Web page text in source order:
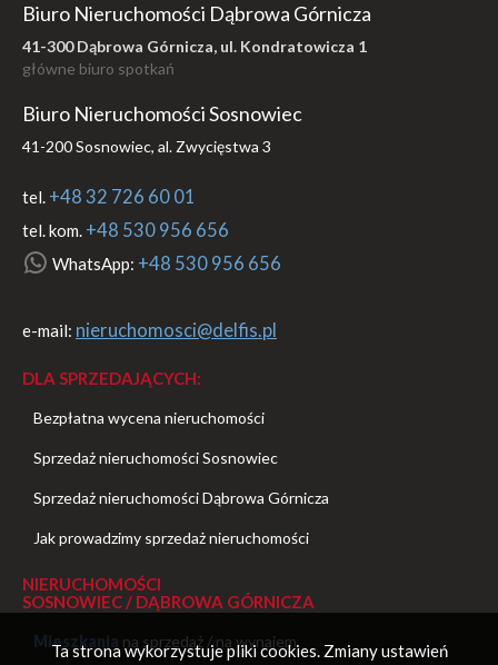
Biuro Nieruchomości Dąbrowa Górnicza
41-300 Dąbrowa Górnicza, ul. Kondratowicza 1
główne biuro spotkań
Biuro Nieruchomości Sosnowiec
41-200 Sosnowiec, al. Zwycięstwa 3
tel. +48 32 726 60 01
tel. kom. +48 530 956 656
WhatsApp: +48 530 956 656
e-mail: nieruchomosci@delfis.pl
DLA SPRZEDAJĄCYCH:
Bezpłatna wycena nieruchomości
Sprzedaż nieruchomości Sosnowiec
Sprzedaż nieruchomości Dąbrowa Górnicza
Jak prowadzimy sprzedaż nieruchomości
NIERUCHOMOŚCI
SOSNOWIEC / DĄBROWA GÓRNICZA
Mieszkania na sprzedaż /na wynajem
Ta strona wykorzystuje pliki cookies. Zmiany ustawień